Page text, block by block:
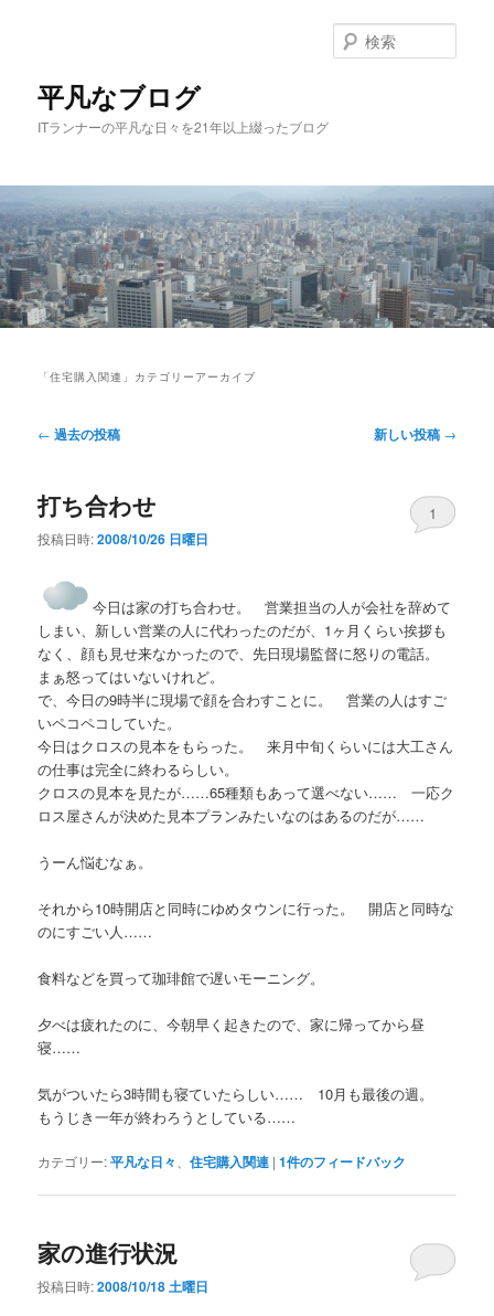
移
動
動
平凡なブログ
ITランナーの平凡な日々を21年以上綴ったブログ
索
「住宅購入関連 」カテゴリーアーカイブ
投
ビ
ゲ
ー
ョ
ン
← 過去の投稿 新しい投稿 →
打ち合わせ
投稿日時:2008/10/26 日曜日
1
今日は家の打ち合わせ。 営業担当の人が会社を辞めて
しまい、新しい営業の人に代わったのだが、1ヶ月くらい挨拶も
なく、顔も見せ来なかったので、先日現場監督に怒りの電話。
まぁ怒ってはいないけれど。
で、今日の9時半に現場で顔を合わすことに。 営業の人はすご
いペコペコしていた。
今日はクロスの見本をもらった。 来月中旬くらいには大工さん
の仕事は完全に終わるらしい。
クロスの見本を見たが……65種類もあって選べない…… 一応ク
ロス屋さんが決めた見本プランみたいなのはあるのだが……
うーん悩むなぁ。
それから10時開店と同時にゆめタウンに行った。 開店と同時な
のにすごい人……
食料などを買って珈琲館で遅いモーニング。
夕べは疲れたのに、今朝早く起きたので、家に帰ってから昼
寝……
気がついたら3時間も寝ていたらしい…… 10月も最後の週。
もうじき一年が終わろうとしている……
カテゴリー:平凡な日々 、住宅購入関連 |1件のフィードバック
家の進行状況
投稿日時:2008/10/18 土曜日